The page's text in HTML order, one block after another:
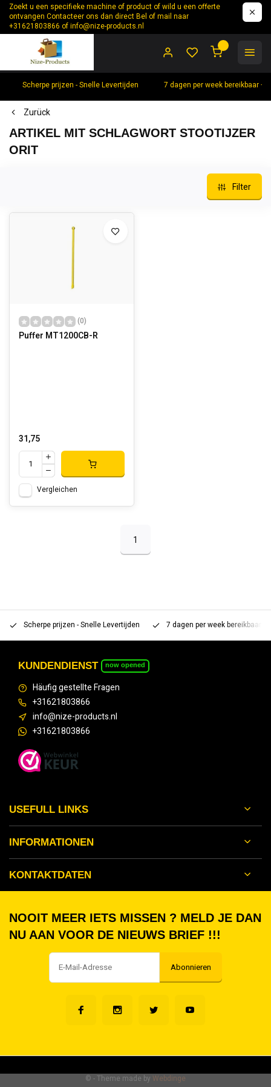
Zoekt u een specifieke machine of product of wild u een offerte
ontvangen Contacteer ons dan direct Bel of mail naar
+31621803866 ofinfo@nize-products.nl
Scherpe prijzen - Snelle Levertijden 7 dagen per week bereikbaar
Zurück
ARTIKEL MIT SCHLAGWORT STOOTIJZER
ORIT
Filter
(0)
Puffer MT1200CB-R
31,75
Vergleichen
1
Scherpe prijzen - Snelle Levertijden 7 dagen per week bereikbaar
KUNDENDIENST now opened
Häufig gestellte Fragen
+31621803866
info@nize-products.nl
+31621803866
USEFULL LINKS
INFORMATIONEN
KONTAKTDATEN
NOOIT MEER IETS MISSEN ? MELD JE DAN
NU AAN VOOR DE NIEUWS BRIEF !!!
Abonnieren
© - Theme made by Webdinge